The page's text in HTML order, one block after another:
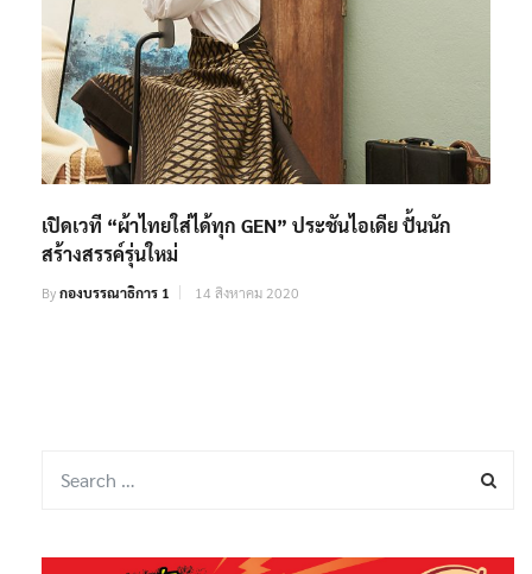
เปิดเวที “ผ้าไทยใส่ได้ทุก GEN” ประชันไอเดีย ปั้นนัก
สร้างสรรค์รุ่นใหม่
Byกองบรรณาธิการ 1 14 สิงหาคม 2020